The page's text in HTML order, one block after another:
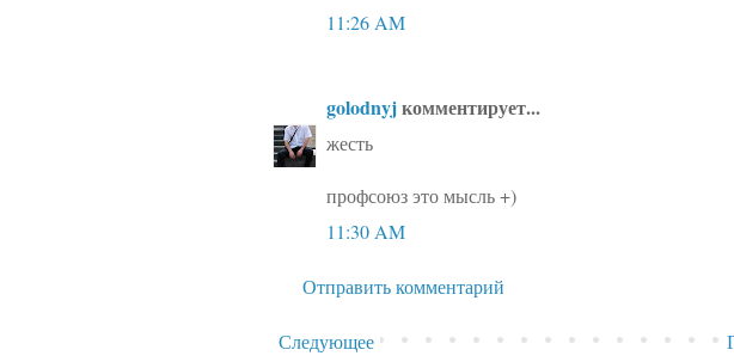
11:26 AM
golodnyjкомментирует...
жесть
профсоюз это мысль +)
11:30 AM
Отправить комментарий
Следующее